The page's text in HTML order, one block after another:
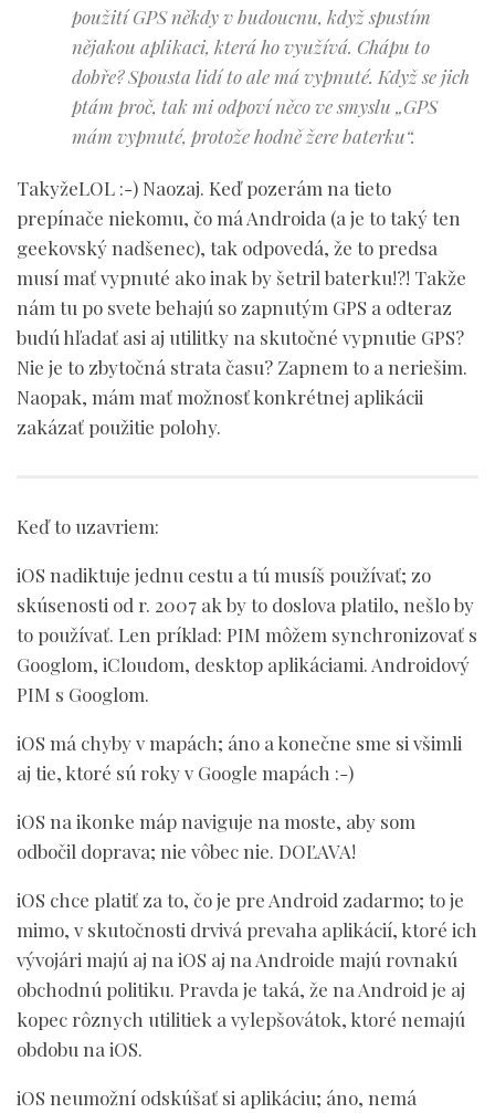
použití GPS někdy v budoucnu, když spustím
nějakou aplikaci, která ho využívá. Chápu to
dobře? Spousta lidí to ale má vypnuté. Když se jich
ptám proč, tak mi odpoví něco ve smyslu „GPS
mám vypnuté, protože hodně žere baterku“.
TakyžeLOL :-) Naozaj. Keď pozerám na tieto
prepínače niekomu, čo má Androida (a je to taký ten
geekovský nadšenec), tak odpovedá, že to predsa
musí mať vypnuté ako inak by šetril baterku!?! Takže
nám tu po svete behajú so zapnutým GPS a odteraz
budú hľadať asi aj utilitky na skutočné vypnutie GPS?
Nie je to zbytočná strata času? Zapnem to a neriešim.
Naopak, mám mať možnosť konkrétnej aplikácii
zakázať použitie polohy.
Keď to uzavriem:
iOS nadiktuje jednu cestu a tú musíš používať; zo
skúsenosti od r. 2007 ak by to doslova platilo, nešlo by
to používať. Len príklad: PIM môžem synchronizovať s
Googlom, iCloudom, desktop aplikáciami. Androidový
PIM s Googlom.
iOS má chyby v mapách; áno a konečne sme si všimli
aj tie, ktoré sú roky v Google mapách :-)
iOS na ikonke máp naviguje na moste, aby som
odbočil doprava; nie vôbec nie. DOĽAVA!
iOS chce platiť za to, čo je pre Android zadarmo; to je
mimo, v skutočnosti drvivá prevaha aplikácií, ktoré ich
vývojári majú aj na iOS aj na Androide majú rovnakú
obchodnú politiku. Pravda je taká, že na Android je aj
kopec rôznych utilitiek a vylepšovátok, ktoré nemajú
obdobu na iOS.
iOS neumožní odskúšať si aplikáciu; áno, nemá